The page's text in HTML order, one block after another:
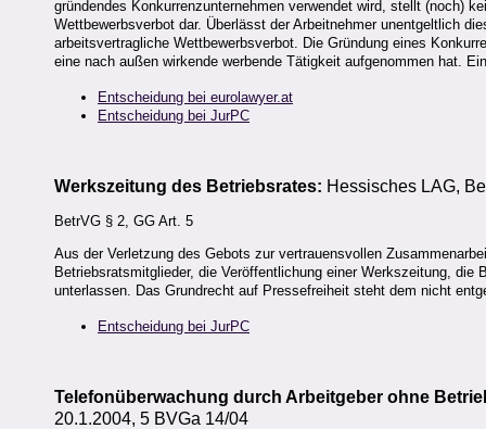
gründendes Konkurrenzunternehmen verwendet wird, stellt (noch)
Wettbewerbsverbot dar. Überlässt der Arbeitnehmer unentgeltlich
arbeitsvertragliche Wettbewerbsverbot. Die Gründung eines
eine nach außen wirkende werbende Tätigkeit aufgenommen hat.
Entscheidung bei eurolawyer.at
Entscheidung bei JurPC
Werkszeitung des Betriebsrates: Hessisches LAG,
BetrVG § 2, GG Art. 5
Aus der Verletzung des Gebots zur vertrauensvollen
Betriebsratsmitglieder, die Veröffentlichung einer Werkszeitung,
unterlassen. Das Grundrecht auf Pressefreiheit steht dem nicht
Entscheidung bei JurPC
Telefonüberwachung durch Arbeitgeber ohne
20.1.2004, 5 BVGa 14/04